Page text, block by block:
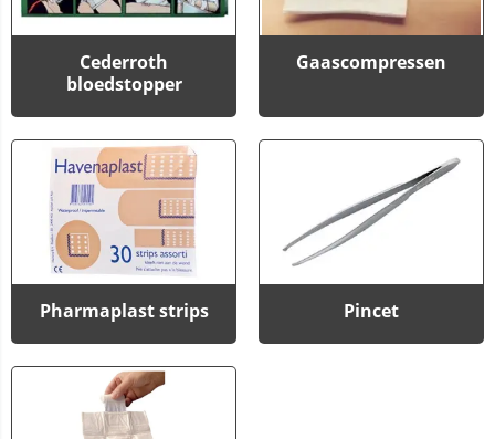
Cederroth
bloedstopper
Gaascompressen
Pharmaplast strips Pincet